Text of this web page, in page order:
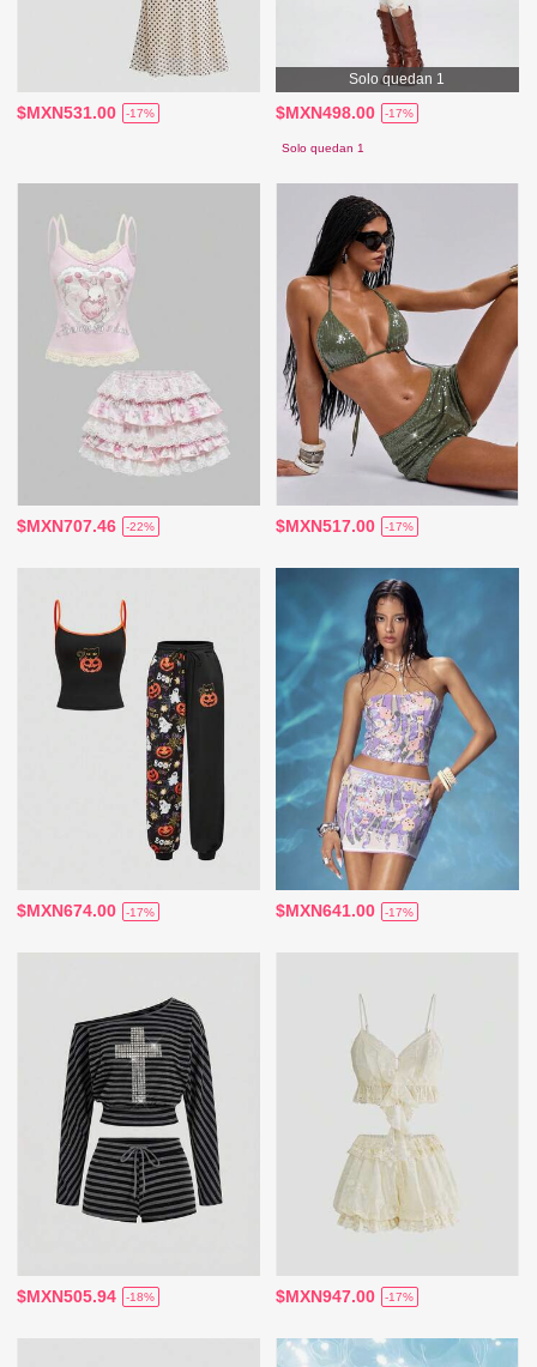
$MXN531.00 -17%
Solo quedan 1
$MXN498.00 -17%
Solo quedan 1
$MXN707.46 -22% $MXN517.00 -17%
$MXN674.00 -17% $MXN641.00 -17%
$MXN505.94 -18% $MXN947.00 -17%